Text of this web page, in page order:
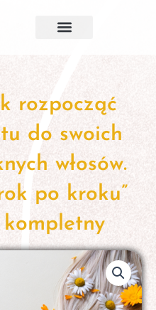
rozpocząć
do swoich
włosów.
po kroku”